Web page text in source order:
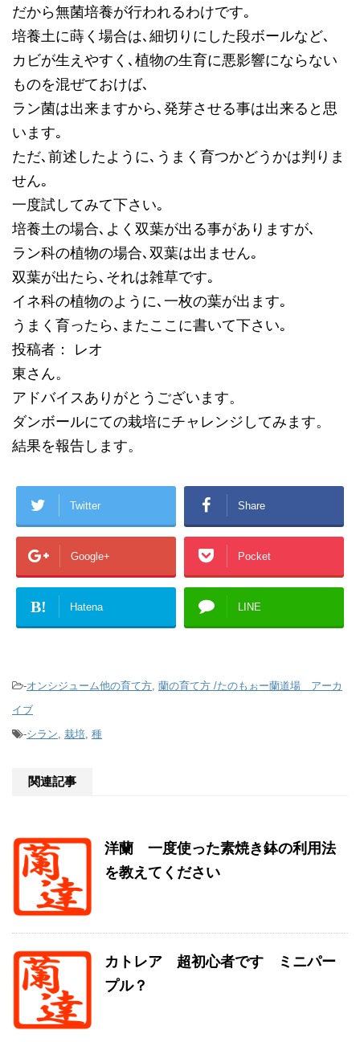
だから無菌培養が行われるわけです｡
培養土に蒔く場合は､細切りにした段ボールなど､
カビが生えやすく､植物の生育に悪影響にならない
ものを混ぜておけば､
ラン菌は出来ますから､発芽させる事は出来ると思
います｡
ただ､前述したように､うまく育つかどうかは判りま
せん｡
一度試してみて下さい｡
培養土の場合､よく双葉が出る事がありますが､
ラン科の植物の場合､双葉は出ません｡
双葉が出たら､それは雑草です｡
イネ科の植物のように､一枚の葉が出ます｡
うまく育ったら､またここに書いて下さい｡
投稿者： レオ
東さん。
アドバイスありがとうございます。
ダンボールにての栽培にチャレンジしてみます。
結果を報告します。
Twitter Share
Google+ Pocket
B! Hatena LINE
-オンシジューム他の育て方, 蘭の育て方 /たのもぉー蘭道場 アーカ
イブ
-シラン, 栽培, 種
関連記事
洋蘭 一度使った素焼き鉢の利用法
を教えてください
カトレア 超初心者です ミニパー
プル？